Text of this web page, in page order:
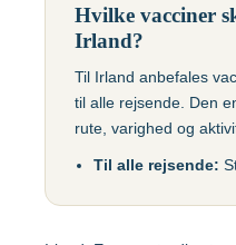
Hjernebetændelse
(TBE)
Chikungunyavaccine
(Ixchiq)
Cambodja
Egypten
Hvilke vacciner
Irland?
Til Irland anbefales
til alle rejsende. Den
rute, varighed og
Til alle rejsende: